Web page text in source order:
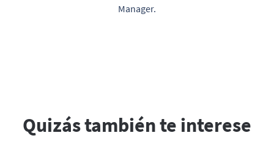
Manager.
Quizás también te interese